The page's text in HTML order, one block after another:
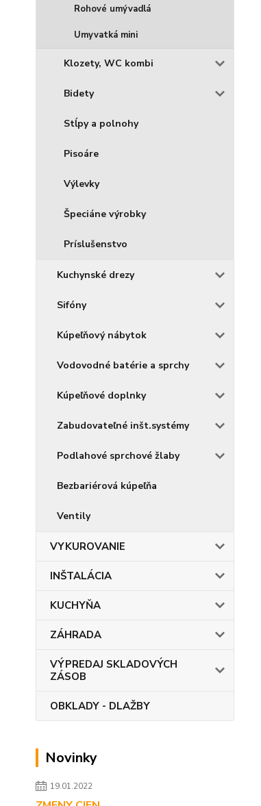
Rohové umývadlá
Umyvatká mini
Klozety, WC kombi
Bidety
Stĺpy a polnohy
Pisoáre
Výlevky
Špeciáne výrobky
Príslušenstvo
Kuchynské drezy
Sifóny
Kúpeľňový nábytok
Vodovodné batérie a sprchy
Kúpeľňové doplnky
Zabudovateľné inšt.systémy
Podlahové sprchové žlaby
Bezbariérová kúpeľňa
Ventily
VYKUROVANIE
INŠTALÁCIA
KUCHYŇA
ZÁHRADA
VÝPREDAJ SKLADOVÝCH
ZÁSOB
OBKLADY - DLAŽBY
Novinky
19.01.2022